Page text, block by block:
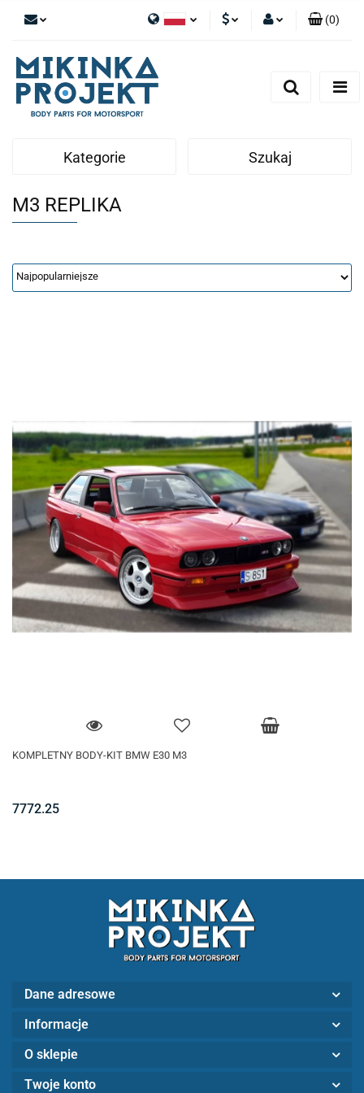
Polski
English
(0)
Kategorie Szukaj
M3 REPLIKA
KOMPLETNY BODY-KIT BMW E30 M3
7772.25
Dane adresowe
Informacje
O sklepie
Twoje konto